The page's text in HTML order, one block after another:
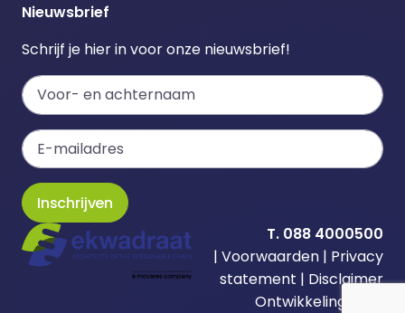
Nieuwsbrief
Schrijf je hier in voor onze nieuwsbrief!
Inschrijven
T. 088 4000500
| Voorwaarden | Privacy
statement | Disclaimer
Ontwikkeling door